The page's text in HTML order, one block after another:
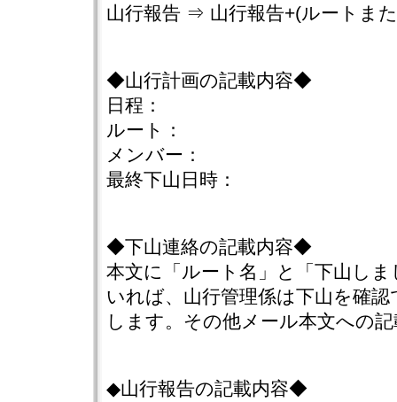
山行報告 ⇒ 山行報告+(ルートま
◆山行計画の記載内容◆
日程：
ルート：
メンバー：
最終下山日時：
◆下山連絡の記載内容◆
本文に「ルート名」と「下山し
いれば、山行管理係は下山を確
します。その他メール本文への
◆山行報告の記載内容◆